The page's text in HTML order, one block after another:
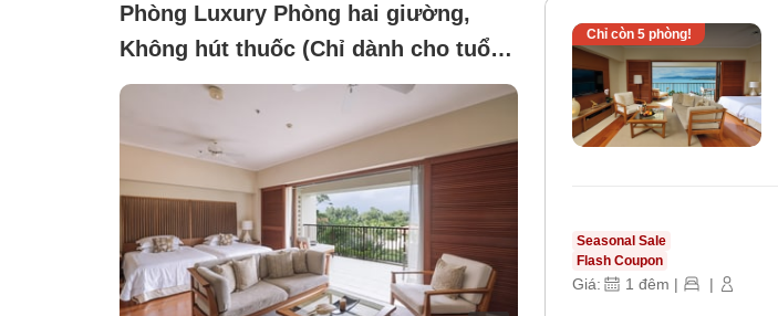
Phòng Luxury Phòng hai giường,
Không hút thuốc (Chỉ dành cho tuổi
13+ Câu lạc bộ Deluxe 2-3F)
Chỉ còn 5phòng!
Seasonal Sale
Flash Coupon
Giá: 1 đêm | |